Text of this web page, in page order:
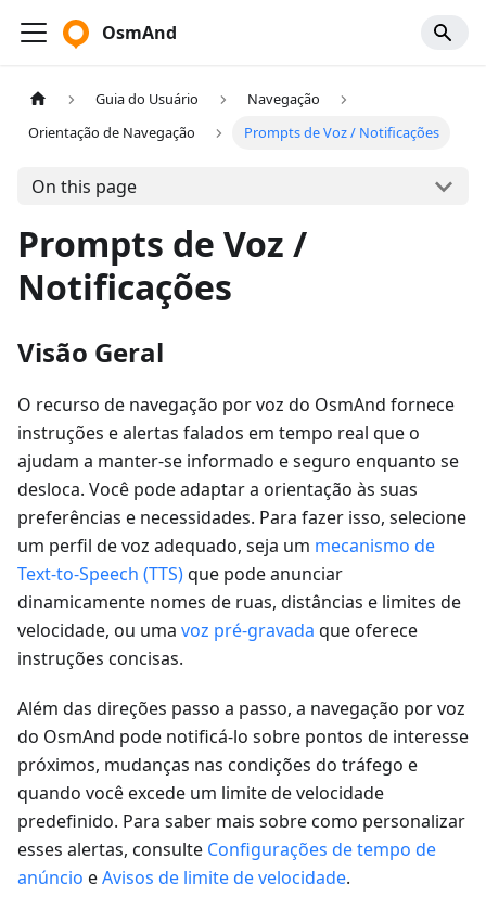
OsmAnd
Guia do Usuário
Navegação
Orientação de Navegação
Prompts de Voz / Notificações
On this page
Prompts de Voz /
Notificações
Visão Geral
O recurso de navegação por voz do OsmAnd fornece
instruções e alertas falados em tempo real que o
ajudam a manter-se informado e seguro enquanto se
desloca. Você pode adaptar a orientação às suas
preferências e necessidades. Para fazer isso, selecione
um perfil de voz adequado, seja um mecanismo de
Text-to-Speech (TTS)que pode anunciar
dinamicamente nomes de ruas, distâncias e limites de
velocidade, ou uma voz pré-gravada que oferece
instruções concisas.
Além das direções passo a passo, a navegação por voz
do OsmAnd pode notificá-lo sobre pontos de interesse
próximos, mudanças nas condições do tráfego e
quando você excede um limite de velocidade
predefinido. Para saber mais sobre como personalizar
esses alertas, consulte Configurações de tempo de
anúncio eAvisos de limite de velocidade.